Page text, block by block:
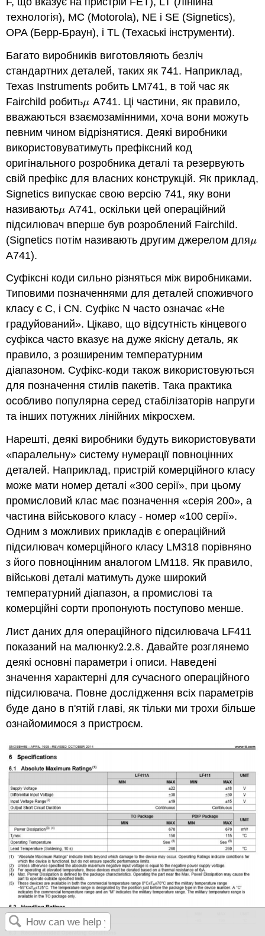
технологія), MC (Motorola), NE і SE (Signetics),
OPA (Берр-Браун), і TL (Техаські інструменти).
Багато виробників виготовляють безліч
стандартних деталей, таких як 741. Наприклад,
Texas Instruments робить LM741, в той час як
Fairchild робитьμ
μ A741. Ці частини, як правило,
вважаються взаємозамінними, хоча вони можуть
певним чином відрізнятися. Деякі виробники
використовуватимуть префіксний код
оригінального розробника деталі та резервують
свій префікс для власних конструкцій. Як приклад,
Signetics випускає свою версію 741, яку вони
називаютьμ
μ A741, оскільки цей операційний
підсилювач вперше був розроблений Fairchild.
(Signetics потім називають другим джерелом дляμ
μ
A741).
Суфіксні коди сильно різняться між виробниками.
Типовими позначеннями для деталей споживчого
класу є C, і CN. Суфікс N часто означає «Не
градуйований». Цікаво, що відсутність кінцевого
суфікса часто вказує на дуже якісну деталь, як
правило, з розширеним температурним
діапазоном. Суфікс-коди також використовуються
для позначення стилів пакетів. Така практика
особливо популярна серед стабілізаторів напруги
та інших потужних лінійних мікросхем.
Нарешті, деякі виробники будуть використовувати
«паралельну» систему нумерації повноцінних
деталей. Наприклад, пристрій комерційного класу
може мати номер деталі «300 серії», при цьому
промисловий клас має позначення «серія 200», а
частина військового класу - номер «100 серії».
Одним з можливих прикладів є операційний
підсилювач комерційного класу LM318 порівняно
з його повноцінним аналогом LM118. Як правило,
військові деталі матимуть дуже широкий
температурний діапазон, а промислові та
комерційні сорти пропонують поступово менше.
Лист даних для операційного підсилювача LF411
показаний на малюнку2.2.8
2.2.8. Давайте розглянемо
деякі основні параметри і описи. Наведені
значення характерні для сучасного операційного
підсилювача. Повне дослідження всіх параметрів
буде дано в п'ятій главі, як тільки ми трохи більше
ознайомимося з пристроєм.